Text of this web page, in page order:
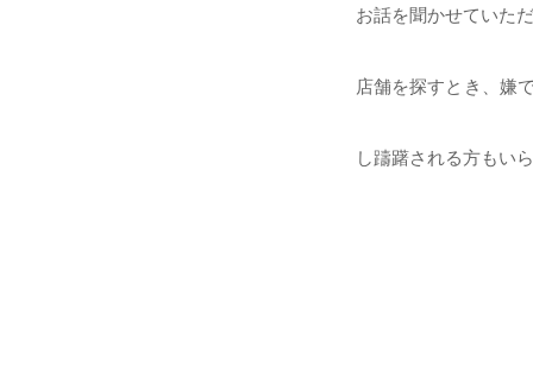
お話を聞かせていた
店舗を探すとき、嫌
し躊躇される方もい